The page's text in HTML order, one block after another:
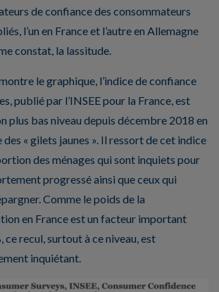
de confiance des consommateurs
l’un en France et l’autre en Allemagne
constat, la lassitude.
le graphique, l’indice de confiance
publié par l’INSEE pour la France, est
plus bas niveau depuis décembre 2018 en
des « gilets jaunes ». Il ressort de cet indice
des ménages qui sont inquiets pour
progressé ainsi que ceux qui
Comme le poids de la
en France est un facteur important
ce recul, surtout à ce niveau, est
inquiétant.